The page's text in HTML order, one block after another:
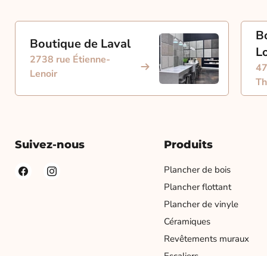
Boutique de Laval
2738 rue Étienne-
Lenoir
Suivez-nous Produits
Plancher de bois
Plancher flottant
Plancher de vinyle
Céramiques
Revêtements muraux